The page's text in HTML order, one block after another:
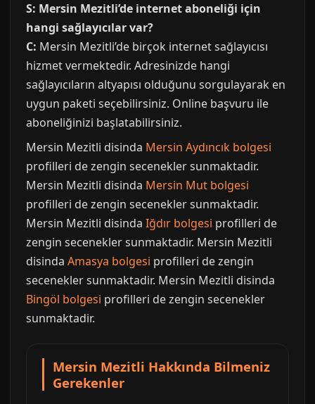
S: Mersin Mezitli’de internet aboneliği için
hangi sağlayıcılar var?
C: Mersin Mezitli’de birçok internet sağlayıcısı
hizmet vermektedir. Adresinizde hangi
sağlayıcıların altyapısı olduğunu sorgulayarak en
uygun paketi seçebilirsiniz. Online başvuru ile
aboneliğinizi başlatabilirsiniz.
Mersin Mezitli disinda Mersin Aydıncık bolgesi
profilleri de zengin secenekler sunmaktadir.
Mersin Mezitli disinda Mersin Mut bolgesi
profilleri de zengin secenekler sunmaktadir.
Mersin Mezitli disinda Iğdır bolgesi profilleri de
zengin secenekler sunmaktadir. Mersin Mezitli
disinda Amasya bolgesi profilleri de zengin
secenekler sunmaktadir. Mersin Mezitli disinda
Bingöl bolgesi profilleri de zengin secenekler
sunmaktadir.
Mersin Mezitli Hakkında Bilmeniz
Gerekenler